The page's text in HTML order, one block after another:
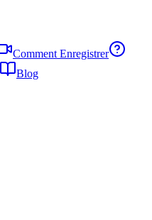
Comment Enregistrer
Blog